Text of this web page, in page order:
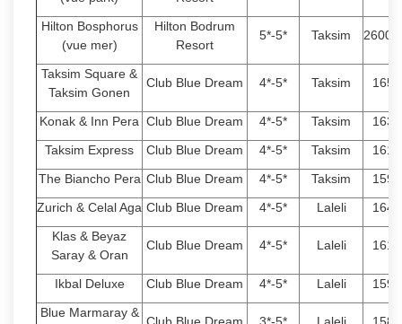
Hilton Bosphorus
(vue mer)
Hilton Bodrum
Resort
5*-5* Taksim 26000
Taksim Square &
Taksim Gonen
Club Blue Dream 4*-5* Taksim
Konak & Inn Pera Club Blue Dream 4*-5* Taksim
Taksim Express
Club Blue Dream 4*-5* Taksim
The Biancho Pera Club Blue Dream 4*-5* Taksim
Zurich & Celal Aga Club Blue Dream 4*-5* Laleli
Klas & Beyaz
Saray & Oran
Club Blue Dream 4*-5* Laleli
Ikbal Deluxe Club Blue Dream 4*-5* Laleli
Blue Marmaray &